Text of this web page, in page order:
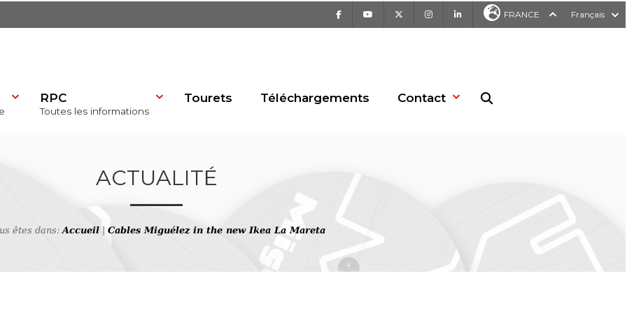
Facebook Youtube InstagramLinkedIn FRANCE Français
RPC
Toutes les informations
Tourets Téléchargements Contact
ACTUALITÉ
êtes dans:Accueil Cables Miguélez in the new Ikea La Mareta